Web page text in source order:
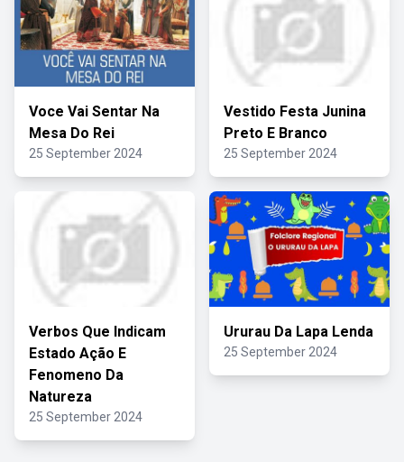
Voce Vai Sentar Na
Mesa Do Rei
25 September 2024
Vestido Festa Junina
Preto E Branco
25 September 2024
Verbos Que Indicam
Estado Ação E
Fenomeno Da
Natureza
25 September 2024
Ururau Da Lapa Lenda
25 September 2024